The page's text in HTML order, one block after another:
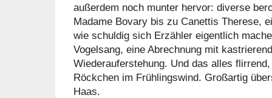
außerdem noch munter hervor: diverse
Madame Bovary bis zu Canettis Therese,
wie schuldig sich Erzähler eigentlich
Vogelsang, eine Abrechnung mit
Wiederauferstehung. Und das alles
Röckchen im Frühlingswind. Großartig
Haas.